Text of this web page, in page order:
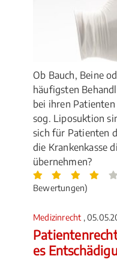
Ob Bauch, Beine
häufigsten
bei ihren
sog. Liposuktion
sich für Patienten
die Krankenkasse
übernehmen?
Bewertungen)
Medizinrecht ,
es